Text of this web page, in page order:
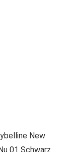
New
01 Schwarz